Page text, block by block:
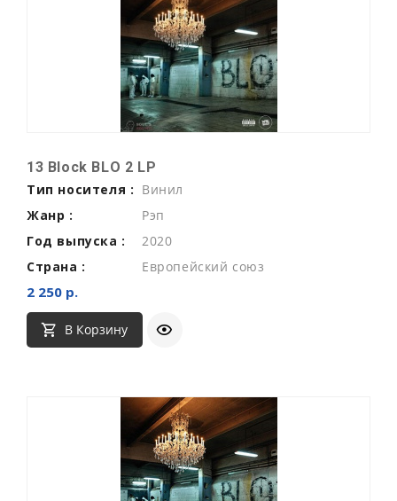
13 Block BLO 2 LP
Тип носителя : Винил
Жанр :
Рэп
Год выпуска :
2020
Страна :
Европейский союз
2 250 р.
В Корзину